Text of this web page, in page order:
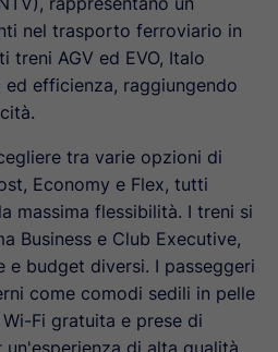
nel trasporto ferroviario in
treni AGV ed EVO, Italo
efficienza, raggiungendo
tra varie opzioni di
Economy e Flex, tutti
massima flessibilità. I treni si
Business e Club Executive,
e budget diversi. I passeggeri
come comodi sedili in pelle
Fi gratuita e prese di
di alta qualità,